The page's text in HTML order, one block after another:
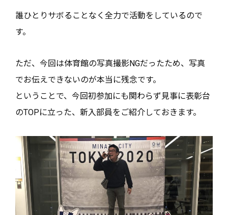
誰ひとりサボることなく全力で活動をしているので
す。
ただ、今回は体育館の写真撮影NGだったため、写真
でお伝えできないのが本当に残念です。
ということで、今回初参加にも関わらず見事に表彰台
のTOPに立った、新入部員をご紹介しておきます。